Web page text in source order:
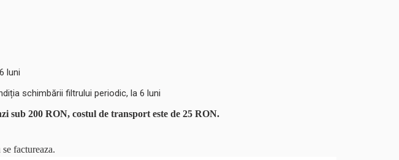
luni
schimbării filtrului periodic, la 6 luni
sub 200 RON, costul de transport este de 25 RON.
factureaza.